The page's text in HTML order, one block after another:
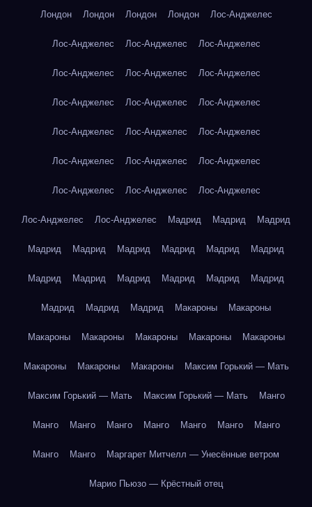
Лондон Лондон Лондон Лондон Лос-Анджелес
Лос-Анджелес Лос-Анджелес Лос-Анджелес
Лос-Анджелес Лос-Анджелес Лос-Анджелес
Лос-Анджелес Лос-Анджелес Лос-Анджелес
Лос-Анджелес Лос-Анджелес Лос-Анджелес
Лос-Анджелес Лос-Анджелес Лос-Анджелес
Лос-Анджелес Лос-Анджелес Лос-Анджелес
Лос-Анджелес Лос-Анджелес Мадрид Мадрид Мадрид
Мадрид Мадрид Мадрид Мадрид Мадрид Мадрид
Мадрид Мадрид Мадрид Мадрид Мадрид Мадрид
Мадрид Мадрид Мадрид Макароны Макароны
Макароны Макароны Макароны Макароны Макароны
Макароны Макароны Макароны Максим Горький — Мать
Максим Горький — Мать Максим Горький — Мать Манго
Манго Манго Манго Манго Манго Манго Манго
Манго Манго Маргарет Митчелл — Унесённые ветром
Марио Пьюзо — Крёстный отец